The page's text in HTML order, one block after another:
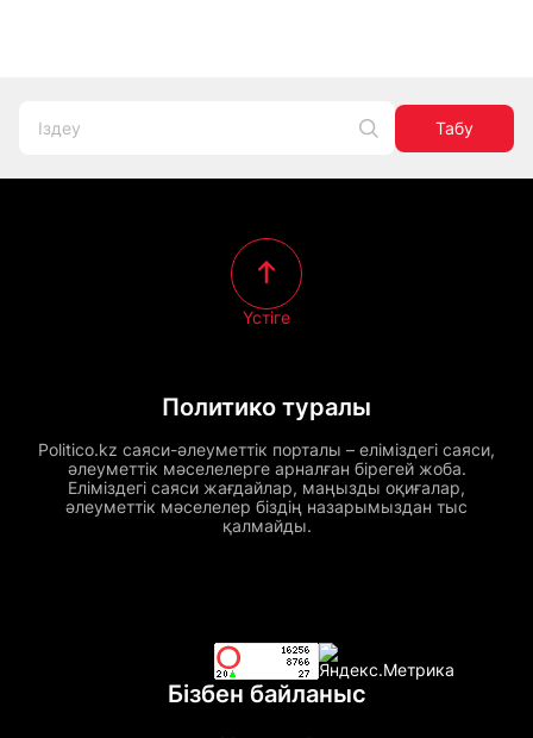
Табу
Политико туралы
Politico.kz саяси-әлеуметтік порталы – еліміздегі саяси,
әлеуметтік мәселелерге арналған бірегей жоба.
Еліміздегі саяси жағдайлар, маңызды оқиғалар,
әлеуметтік мәселелер біздің назарымыздан тыс
қалмайды.
Үстіге
Бізбен байланыс